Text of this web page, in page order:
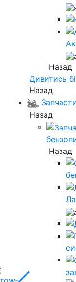
Назад
Дивитись
Назад
Назад
Назад